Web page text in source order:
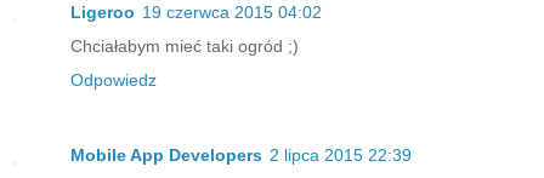
Ligeroo 19 czerwca 2015 04:02
Chciałabym mieć taki ogród ;)
Odpowiedz
Mobile App Developers 2 lipca 2015 22:39